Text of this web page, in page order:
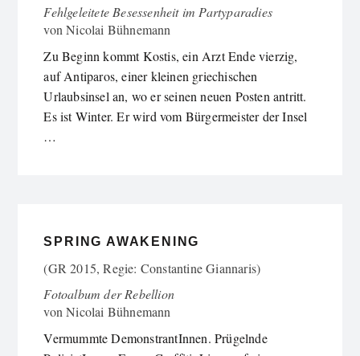
Fehlgeleitete Besessenheit im Partyparadies
vonNicolai Bühnemann
Zu Beginn kommt Kostis, ein Arzt Ende vierzig,
auf Antiparos, einer kleinen griechischen
Urlaubsinsel an, wo er seinen neuen Posten antritt.
Es ist Winter. Er wird vom Bürgermeister der Insel
…
SPRING AWAKENING
(GR 2015, Regie: Constantine Giannaris)
Fotoalbum der Rebellion
vonNicolai Bühnemann
Vermummte DemonstrantInnen. Prügelnde